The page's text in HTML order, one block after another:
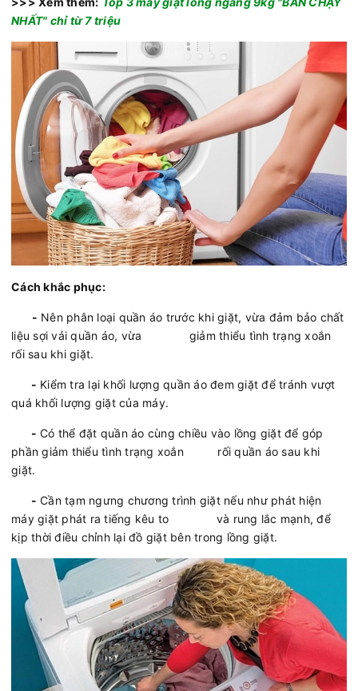
NHẤT" chỉ từ 7 triệu
Cách khắc phục:
- Nên phân loại quần áo trước khi giặt, vừa đảm bảo chất
liệu sợi vải quần áo, vừa giảm thiểu tình trạng xoắn
rối sau khi giặt.
- Kiểm tra lại khối lượng quần áo đem giặt để tránh vượt
quá khối lượng giặt của máy.
- Có thể đặt quần áo cùng chiều vào lồng giặt để góp
phần giảm thiểu tình trạng xoắn rối quần áo sau khi
giặt.
- Cần tạm ngưng chương trình giặt nếu như phát hiện
máy giặt phát ra tiếng kêu to và rung lắc mạnh, để
kịp thời điều chỉnh lại đồ giặt bên trong lồng giặt.